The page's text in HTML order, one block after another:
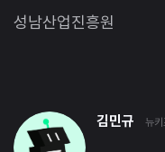
성남산업진흥원
김민규 뉴